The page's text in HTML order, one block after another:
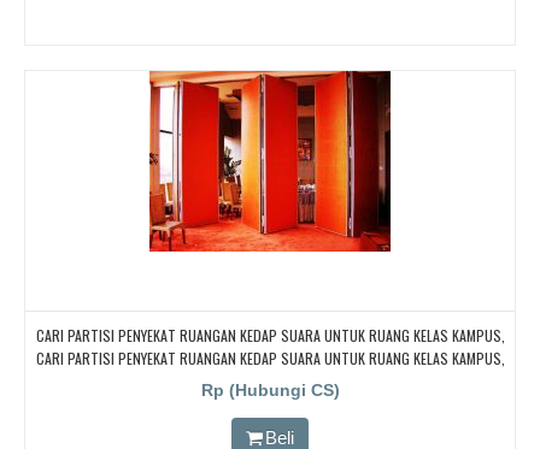
CARI PARTISI PENYEKAT RUANGAN KEDAP SUARA UNTUK RUANG KELAS KAMPUS,
CARI PARTISI PENYEKAT RUANGAN KEDAP SUARA UNTUK RUANG KELAS KAMPUS,
CARI PARTISI PENYEKAT RUANGAN KEDAP SUARA UNTUK RUANG KELAS KAMPUS,
CARI PARTISI PENYEKAT RUANGAN KEDAP SUARA UNTUK RUANG KELAS KAMPUS,
CARI PARTISI PENYEKAT RUANGAN KEDAP SUARA UNTUK RUANG KELAS KAMPUS
Rp (Hubungi CS)
Beli